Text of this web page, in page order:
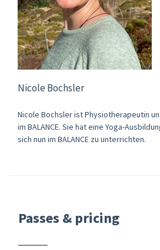
Nicole Bochsler
Nicole Bochsler ist Physiotherapeutin
im BALANCE. Sie hat eine Yoga-
sich nun im BALANCE zu unterrichten.
Passes & pricing